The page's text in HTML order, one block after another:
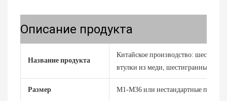
Описание продукта
Название продукта
Китайское производство:
втулки из меди, шестигранные
Размер M1-M36 или нестандартные по